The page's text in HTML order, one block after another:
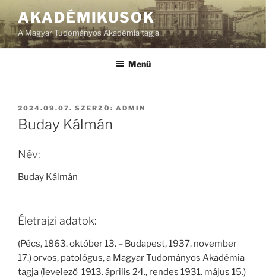
AKADÉMIKUSOK
A Magyar Tudományos Akadémia tagjai
Menü
BEKÜLDVE:
2024.09.07. SZERZŐ: ADMIN
Buday Kálmán
Név:
Buday Kálmán
Életrajzi adatok:
(Pécs, 1863. október 13. – Budapest, 1937. november
17.) orvos, patológus, a Magyar Tudományos Akadémia
tagja (levelező 1913. április 24., rendes 1931. május 15.)